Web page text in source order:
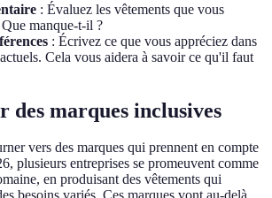
: Évaluez les vêtements que vous
manque-t-il ?
: Écrivez ce que vous appréciez dans
Cela vous aidera à savoir ce qu'il faut
des marques inclusives
vers des marques qui prennent en compte
plusieurs entreprises se promeuvent comme
en produisant des vêtements qui